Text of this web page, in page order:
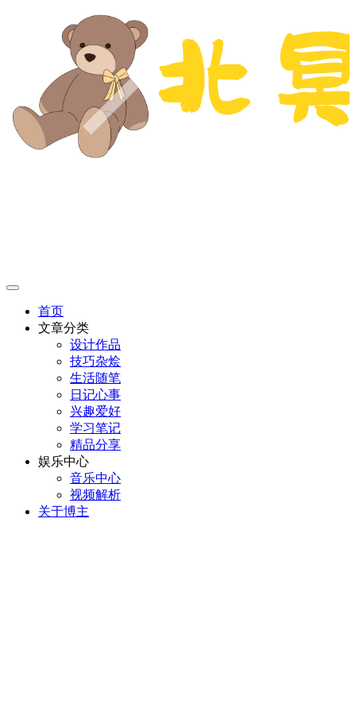
首页
文章分类
设计作品
技巧杂烩
生活随笔
日记心事
兴趣爱好
学习笔记
精品分享
娱乐中心
音乐中心
视频解析
关于博主